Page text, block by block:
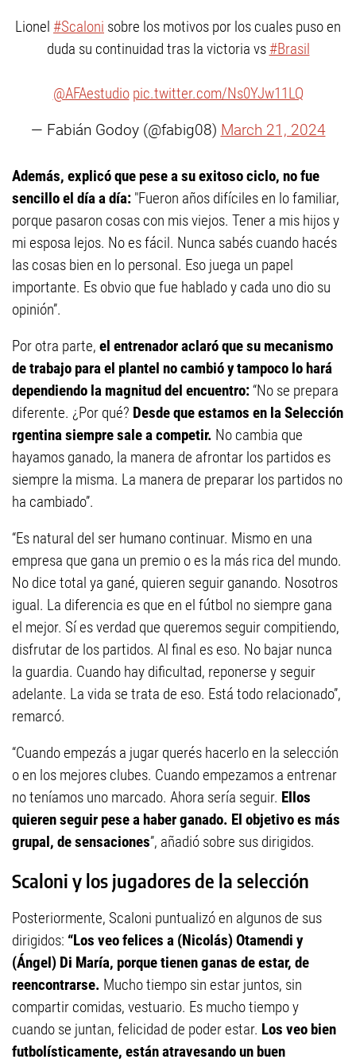
Lionel #Scaloni sobre los motivos por los cuales puso en
duda su continuidad tras la victoria vs #Brasil
@AFAestudio pic.twitter.com/Ns0YJw11LQ
— Fabián Godoy (@fabig08) March 21, 2024
Además, explicó que pese a su exitoso ciclo, no fue
sencillo el día a día: "Fueron años difíciles en lo familiar,
porque pasaron cosas con mis viejos. Tener a mis hijos y
mi esposa lejos. No es fácil. Nunca sabés cuando hacés
las cosas bien en lo personal. Eso juega un papel
importante. Es obvio que fue hablado y cada uno dio su
opinión”.
Por otra parte, el entrenador aclaró que su mecanismo
de trabajo para el plantel no cambió y tampoco lo hará
dependiendo la magnitud del encuentro: “No se prepara
diferente. ¿Por qué? Desde que estamos en la Selección
rgentina siempre sale a competir. No cambia que
hayamos ganado, la manera de afrontar los partidos es
siempre la misma. La manera de preparar los partidos no
ha cambiado”.
“Es natural del ser humano continuar. Mismo en una
empresa que gana un premio o es la más rica del mundo.
No dice total ya gané, quieren seguir ganando. Nosotros
igual. La diferencia es que en el fútbol no siempre gana
el mejor. Sí es verdad que queremos seguir compitiendo,
disfrutar de los partidos. Al final es eso. No bajar nunca
la guardia. Cuando hay dificultad, reponerse y seguir
adelante. La vida se trata de eso. Está todo relacionado”,
remarcó.
“Cuando empezás a jugar querés hacerlo en la selección
o en los mejores clubes. Cuando empezamos a entrenar
no teníamos uno marcado. Ahora sería seguir. Ellos
quieren seguir pese a haber ganado. El objetivo es más
grupal, de sensaciones”, añadió sobre sus dirigidos.
Scaloni y los jugadores de la selección
Posteriormente, Scaloni puntualizó en algunos de sus
dirigidos: “Los veo felices a (Nicolás) Otamendi y
(Ángel) Di María, porque tienen ganas de estar, de
reencontrarse. Mucho tiempo sin estar juntos, sin
compartir comidas, vestuario. Es mucho tiempo y
cuando se juntan, felicidad de poder estar. Los veo bien
futbolísticamente, están atravesando un buen